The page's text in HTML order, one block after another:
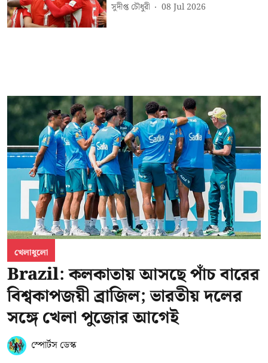
সুদীপ্ত চৌধুরী 08 Jul 2026
খেলাধুলো
Brazil: কলকাতায় আসছে পাঁচ বারের
বিশ্বকাপজয়ী ব্রাজিল; ভারতীয় দলের
সঙ্গে খেলা পুজোর আগেই
স্পোর্টস ডেস্ক